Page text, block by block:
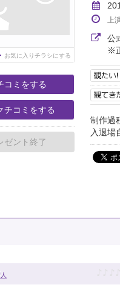
お気に入りチラシにする
コミをする
チコミをする
ゼント終了
上
公
※
制作過
入退場
人 ♪ ♪ ♪ ♪